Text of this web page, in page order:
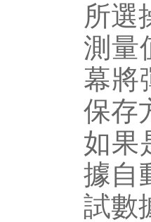
所選
測量
幕將
保存
如果
據自
試數